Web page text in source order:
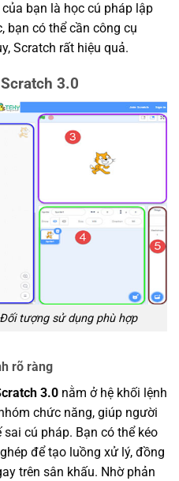
bạn là học cú pháp lập
bạn có thể cần công cụ
Scratch rất hiệu quả.
3.0
tượng sử dụng phù hợp
rõ ràng
3.0 nằm ở hệ khối lệnh
chức năng, giúp người
cú pháp. Bạn có thể kéo
để tạo luồng xử lý, đồng
trên sân khấu. Nhờ phản